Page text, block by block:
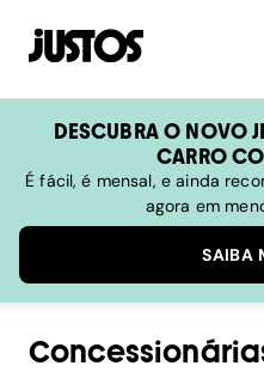
DESCUBRA O NOVO
CARRO
É fácil, é mensal, e ainda
agora em
SAIBA